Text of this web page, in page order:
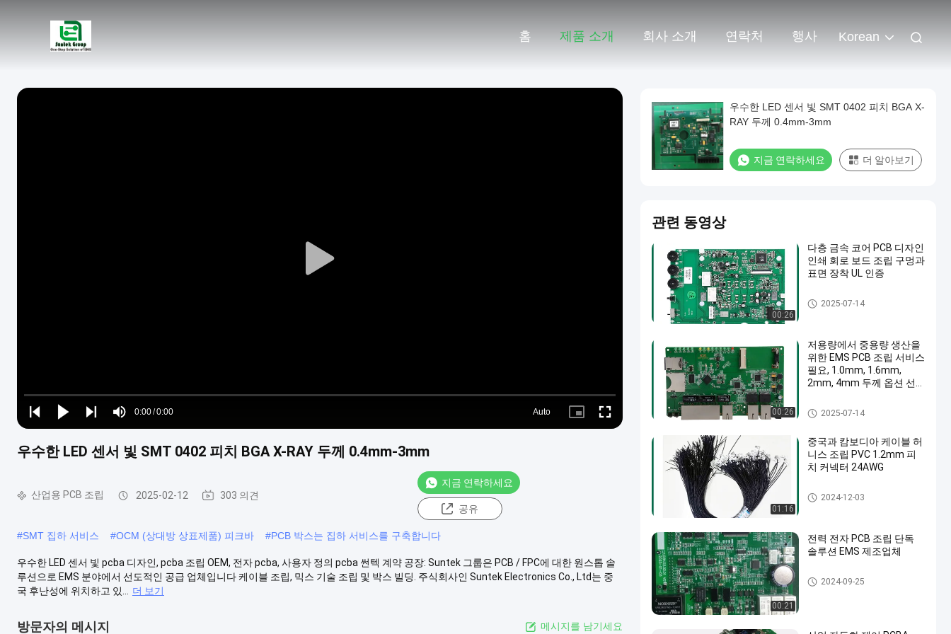
홈 제품 소개 회사 소개 연락처 행사 Korean
Play
Play
Play
Play
Mute
Time
0:00/0:00
Loaded:
0%
Auto
Picture- Fullscreen
우수한 LED 센서 빛 SMT 0402 피치 BGA X-RAY 두께 0.4mm-3mm
산업용 PCB 조립 2025-02-12 303 의견
지금 연락하세요
공유
#SMT 집하 서비스 #OCM (상대방 상표제품) 피크바 #PCB 박스는 집하 서비스를 구축합니다
우수한 LED 센서 빛 pcba 디자인, pcba 조립 OEM, 전자 pcba, 사용자 정의 pcba 썬텍 계약 공장: Suntek 그룹은 PCB / FPC에 대한 원스톱 솔
루션으로 EMS 분야에서 선도적인 공급 업체입니다 케이블 조립, 믹스 기술 조립 및 박스 빌딩. 주식회사인 Suntek Electronics Co., Ltd는 중
국 후난성에 위치하고 있...
더 보기
방문자의 메시지 메시지를 남기세요
우수한 LED 센서 빛 SMT 0402 피치 BGA X-
RAY 두께 0.4mm-3mm
지금 연락하세요 더 알아보기
관련 동영상
00:26
다층 금속 코어 PCB 디자인
인쇄 회로 보드 조립 구멍과
표면 장착 UL 인증
PCB 제작
2025-07-14
00:26
저용량에서 중용량 생산을
위한 EMS PCB 조립 서비스
필요, 1.0mm, 1.6mm,
2mm, 4mm 두께 옵션 선
ems 피크바
2025-07-14
01:16
중국과 캄보디아 케이블 허
니스 조립 PVC 1.2mm 피
치 커넥터 24AWG
배선 장비
2024-12-03
00:21
전력 전자 PCB 조립 단독
솔루션 EMS 제조업체
산업용 PCB 조립
2024-09-25